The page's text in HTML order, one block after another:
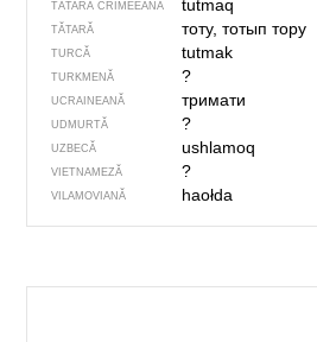
TĂTARĂ CRIMEEANĂ tutmaq
TĂTARĂ тоту, тотып тору
TURCĂ tutmak
TURKMENĂ ?
UCRAINEANĂ тримати
UDMURTĂ ?
UZBECĂ ushlamoq
VIETNAMEZĂ ?
VILAMOVIANĂ haołda